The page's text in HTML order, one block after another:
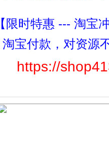
【限时特惠 --- 淘宝
淘宝付款，对资源
https://